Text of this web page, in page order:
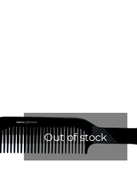
Out of stock